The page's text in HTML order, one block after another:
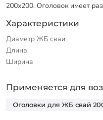
200x200. Оголовок имеет
Характеристики
Диаметр ЖБ сваи
Длина
Ширина
Применяется для
Оголовки для ЖБ свай